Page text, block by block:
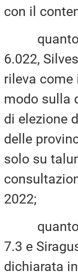
con il
quanto
6.022,
rileva come
modo sulla
di elezione
delle
solo su
2022;
quanto
7.3 e
dichiarata